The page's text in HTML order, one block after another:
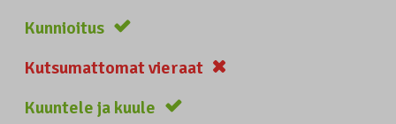
Kunnioitus
Kutsumattomat vieraat
Kuuntele ja kuule